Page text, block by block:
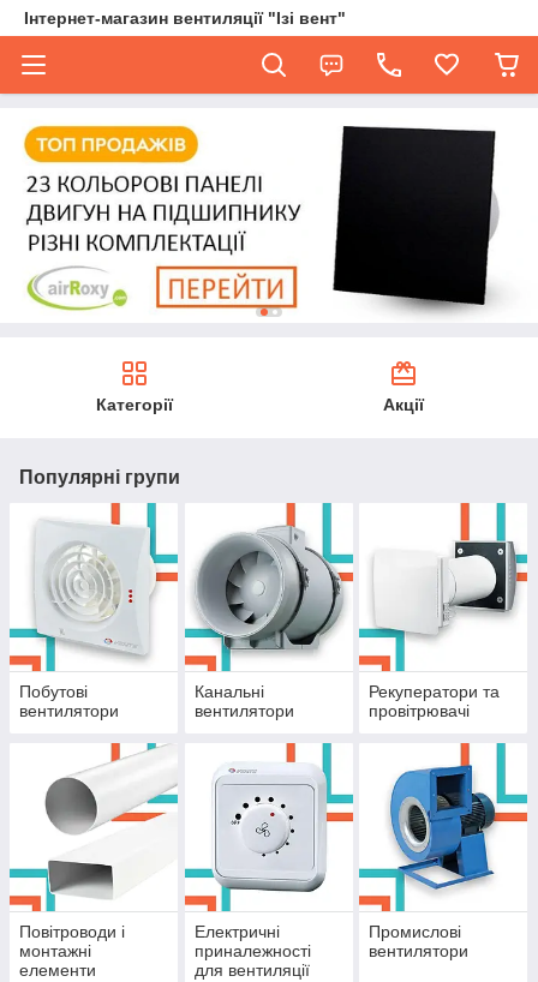
Інтернет-магазин вентиляції "Ізі вент"
Категорії Акції
Популярні групи
Побутові
вентилятори
Канальні
вентилятори
Рекуператори та
провітрювачі
Повітроводи і
монтажні
елементи
Електричні
приналежності
для вентиляції
Промислові
вентилятори